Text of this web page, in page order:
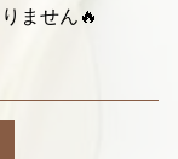
ません🔥